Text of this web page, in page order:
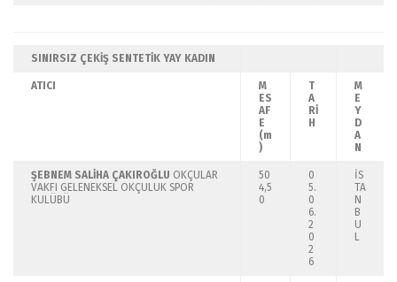
SINIRSIZ ÇEKİŞ SENTETİK YAY KADIN
ATICI
M
ES
AF
E
(m
)
T
A
Rİ
H
M
E
Y
D
A
N
ŞEBNEM SALİHA ÇAKIROĞLU OKÇULAR
VAKFI GELENEKSEL OKÇULUK SPOR
KULÜBÜ
50
4,5
0
0
5.
0
6.
2
0
2
6
İS
TA
N
B
U
L